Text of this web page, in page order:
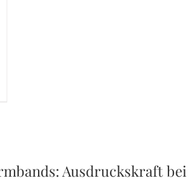
Ausdruckskraft